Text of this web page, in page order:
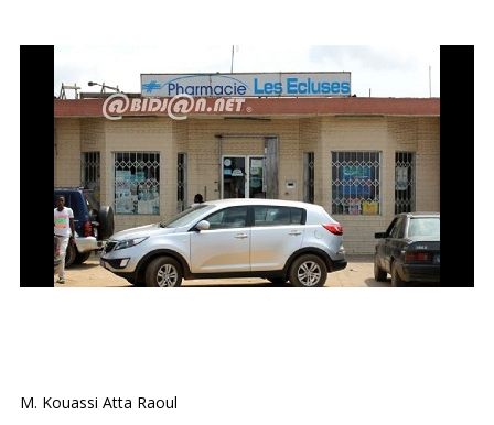
M. Kouassi Atta Raoul